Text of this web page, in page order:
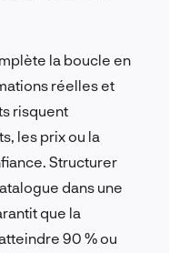
la boucle en
réelles et
risquent
les prix ou la
Structurer
dans une
que la
90 % ou